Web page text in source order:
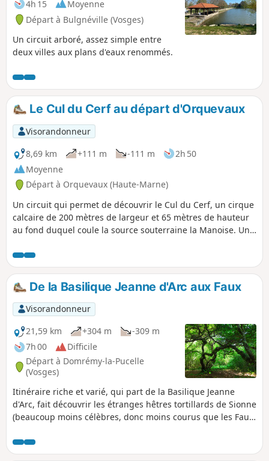
4h 15
Moyenne
Départ à Bulgnéville (Vosges)
Un circuit arboré, assez simple entre
deux villes aux plans d'eaux renommés.
Le Cul du Cerf au départ d'Orquevaux
Visorandonneur
8,69 km
+111 m -111 m
2h 50
Moyenne
Départ à Orquevaux (Haute-Marne)
Un circuit qui permet de découvrir le Cul du Cerf, un cirque
calcaire de 200 mètres de largeur et 65 mètres de hauteur
au fond duquel coule la source souterraine la Manoise. Un
pouvez admirer la source qui jaillit de terre protégée par
une grille métallique. Circuit assez technique avec
quelques difficultés dû à la nature du terrain.
De la Basilique Jeanne d'Arc aux Faux
Visorandonneur
21,59 km
+304 m
-309 m
7h 00
Difficile
Départ à Domrémy-la-Pucelle
(Vosges)
Itinéraire riche et varié, qui part de la Basilique Jeanne
d'Arc, fait découvrir les étranges hêtres tortillards de Sionne
(beaucoup moins célèbres, donc moins courus que les Faux
quelques pâtures, pour y découvrir un dolmen bien caché.
Et on clôture le tour par la visite de Domrémy-la-Pucelle.